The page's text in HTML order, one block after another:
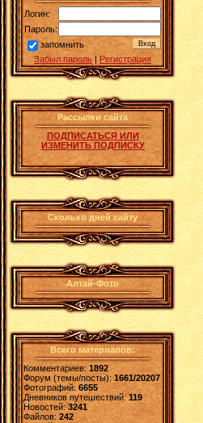
Логин:
Пароль:
запомнить
Забыл пароль | Регистрация
Рассылки сайта
ПОДПИСАТЬСЯ ИЛИ
ИЗМЕНИТЬ ПОДПИСКУ
Сколько дней сайту
Алтай-Фото
Всего материалов:
Комментариев: 1892
Форум (темы/посты):1661/20207
Фотографий:6655
Дневников путешествий:119
Новостей:3241
Файлов: 242